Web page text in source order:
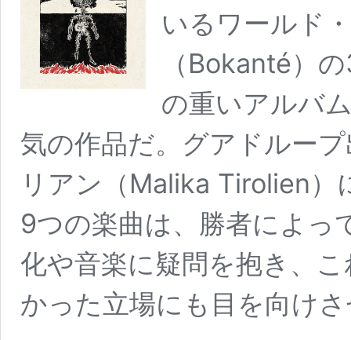
いるワールド
（Bokanté）
の重いアルバ
気の作品だ。グアドルー
リアン（Malika Tirolien
9つの楽曲は、勝者によっ
化や音楽に疑問を抱き、
かった立場にも目を向け